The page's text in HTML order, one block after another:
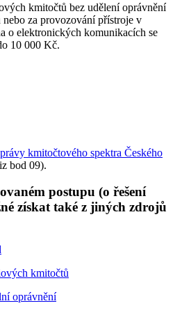
kmitočtů bez udělení oprávnění
za provozování přístroje v
o elektronických komunikacích se
10 000 Kč.
kmitočtového spektra Českého
bod 09).
postupu (o řešení
získat také z jiných zdrojů
kmitočtů
oprávnění